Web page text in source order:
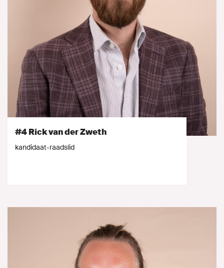
#4 Rick van der Zweth
kandidaat-raadslid